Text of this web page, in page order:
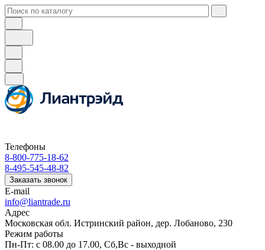
Телефоны
8-800-775-18-62
8-495-545-48-82
Заказать звонок
E-mail
info@liantrade.ru
Адрес
Московская обл. Истринский район, дер. Лобаново, 230
Режим работы
Пн-Пт: c 08.00 до 17.00, Cб,Вс - выходной